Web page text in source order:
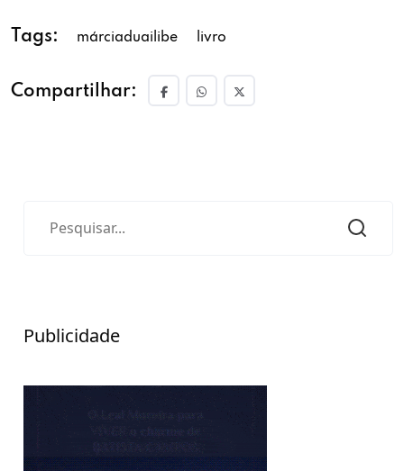
Tags: márciaduailibe livro
Compartilhar:
Publicidade